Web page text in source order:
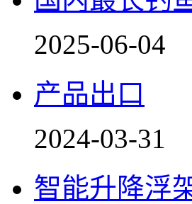
2025-06-04
产品出口
2024-03-31
智能升降浮